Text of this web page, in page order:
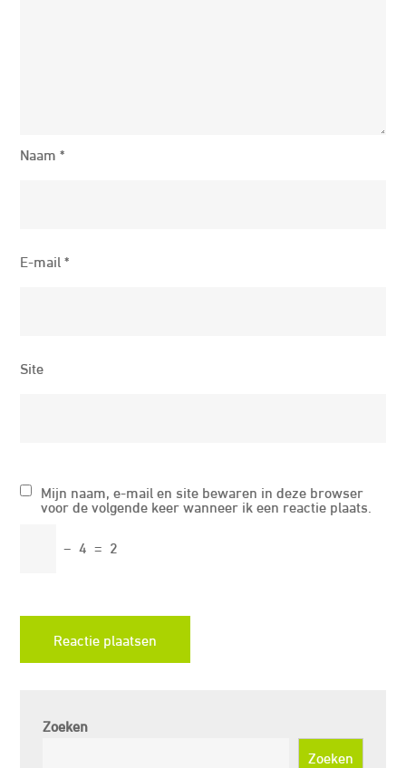
Naam*
E-mail*
Site
Mijn naam, e-mail en site bewaren in deze browser
voor de volgende keer wanneer ik een reactie plaats.
− 4 = 2
Zoeken
Zoeken